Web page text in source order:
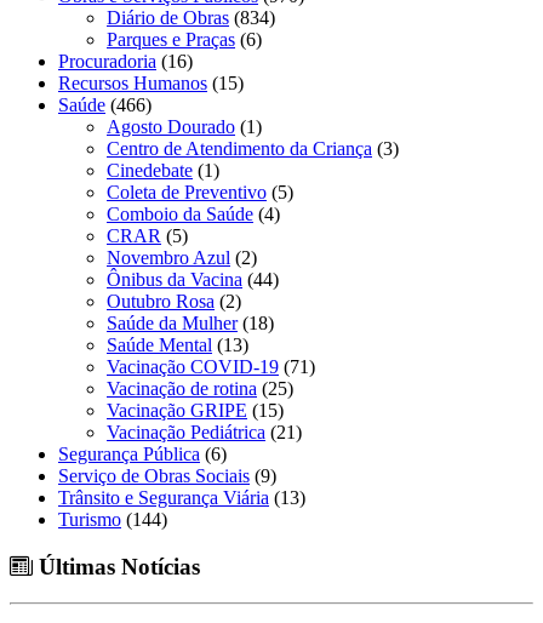
Diário de Obras (834)
Parques e Praças (6)
Procuradoria (16)
Recursos Humanos (15)
Saúde (466)
Agosto Dourado (1)
Centro de Atendimento da Criança (3)
Cinedebate (1)
Coleta de Preventivo (5)
Comboio da Saúde (4)
CRAR (5)
Novembro Azul (2)
Ônibus da Vacina (44)
Outubro Rosa (2)
Saúde da Mulher(18)
Saúde Mental (13)
Vacinação COVID-19 (71)
Vacinação de rotina (25)
Vacinação GRIPE (15)
Vacinação Pediátrica (21)
Segurança Pública (6)
Serviço de Obras Sociais (9)
Trânsito e Segurança Viária (13)
Turismo (144)
Últimas Notícias